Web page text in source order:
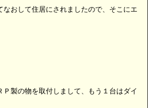
おして住居にされましたので、そこにエ
Ｐ製の物を取付しまして、もう１台はダイ